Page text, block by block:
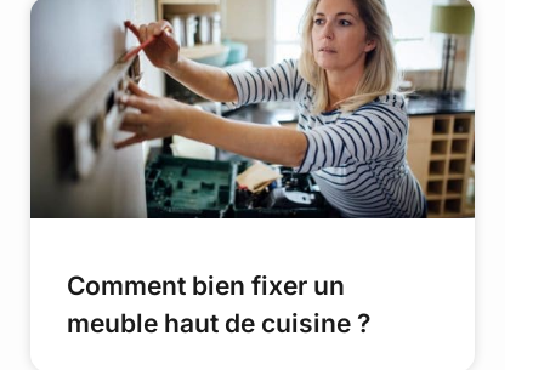
Comment bien fixer un
meuble haut de cuisine ?